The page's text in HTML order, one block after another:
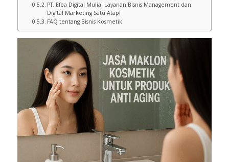
PT. Efba Digital Mulia: Layanan Bisnis Management dan
Digital Marketing Satu Atap!
FAQ tentang Bisnis Kosmetik